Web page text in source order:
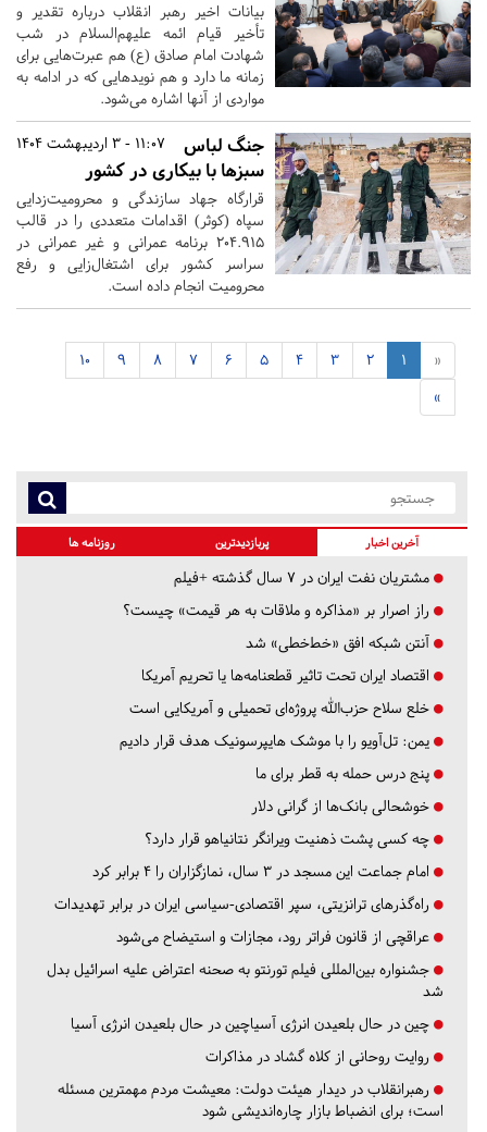
بیانات اخیر رهبر انقلاب درباره تقدیر و
تأخیر قیام ائمه علیهم‌السلام در شب
شهادت امام صادق (ع) هم عبرت‌هایی برای
زمانه ما دارد و هم نویدهایی که در ادامه به
مواردی از آنها اشاره می‌شود.
11:07 - 3 اردیبهشت 1404
جنگ لباس
سبزها با بیکاری در کشور
قرارگاه جهاد سازندگی و محرومیت‌زدایی
سپاه‌ (کوثر) اقدامات متعددی را در قالب
۲۰۴.۹۱۵ برنامه عمرانی و غیر عمرانی در
سراسر کشور برای اشتغال‌زایی و رفع
محرومیت انجام داده است.
«
1
2
3
4
5
6
7
8
9
10
»
آخرین اخبار پربازدیدترین روزنامه ها
مشتریان نفت ایران در ۷ سال گذشته +فیلم
راز اصرار بر «مذاکره و ملاقات به هر قیمت» چیست؟
آنتن شبکه افق «خط‌خطی» شد
اقتصاد ایران تحت تاثیر قطعنامه‌ها یا تحریم‌ آمریکا
خلع سلاح حزب‌الله پروژه‌ای تحمیلی و آمریکایی است
یمن: تل‌آویو را با موشک هایپرسونیک هدف قرار دادیم
پنج درس‌ حمله به قطر برای ما
خوشحالی بانک‌ها از گرانی دلار
چه کسی پشت ذهنیت ویرانگر نتانیاهو قرار دارد؟
امام جماعت این مسجد در ۳ سال، نمازگزاران را ۴ برابر کرد
راه‌گذرهای ترانزیتی، سپر اقتصادی-سیاسی ایران در برابر تهدیدات
عراقچی از قانون فراتر رود، مجازات و استیضاح می‌شود
جشنواره بین‌المللی فیلم تورنتو به صحنه اعتراض علیه اسرائیل بدل
شد
چین در حال بلعیدن انرژی آسیاچین در حال بلعیدن انرژی آسیا
روایت روحانی از کلاه گشاد در مذاکرات
رهبرانقلاب در دیدار هیئت دولت: معیشت مردم مهمترین مسئله
است؛ برای انضباط بازار چاره‌اندیشی شود